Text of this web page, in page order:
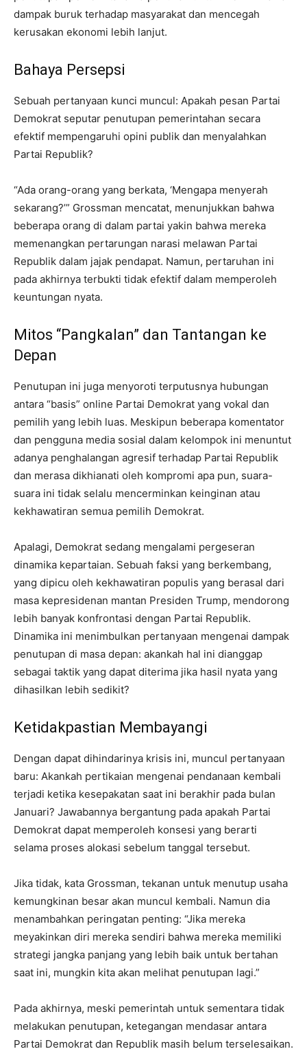
dampak buruk terhadap masyarakat dan mencegah
kerusakan ekonomi lebih lanjut.
Bahaya Persepsi
Sebuah pertanyaan kunci muncul: Apakah pesan Partai
Demokrat seputar penutupan pemerintahan secara
efektif mempengaruhi opini publik dan menyalahkan
Partai Republik?
“Ada orang-orang yang berkata, ‘Mengapa menyerah
sekarang?’” Grossman mencatat, menunjukkan bahwa
beberapa orang di dalam partai yakin bahwa mereka
memenangkan pertarungan narasi melawan Partai
Republik dalam jajak pendapat. Namun, pertaruhan ini
pada akhirnya terbukti tidak efektif dalam memperoleh
keuntungan nyata.
Mitos “Pangkalan” dan Tantangan ke
Depan
Penutupan ini juga menyoroti terputusnya hubungan
antara “basis” online Partai Demokrat yang vokal dan
pemilih yang lebih luas. Meskipun beberapa komentator
dan pengguna media sosial dalam kelompok ini menuntut
adanya penghalangan agresif terhadap Partai Republik
dan merasa dikhianati oleh kompromi apa pun, suara-
suara ini tidak selalu mencerminkan keinginan atau
kekhawatiran semua pemilih Demokrat.
Apalagi, Demokrat sedang mengalami pergeseran
dinamika kepartaian. Sebuah faksi yang berkembang,
yang dipicu oleh kekhawatiran populis yang berasal dari
masa kepresidenan mantan Presiden Trump, mendorong
lebih banyak konfrontasi dengan Partai Republik.
Dinamika ini menimbulkan pertanyaan mengenai dampak
penutupan di masa depan: akankah hal ini dianggap
sebagai taktik yang dapat diterima jika hasil nyata yang
dihasilkan lebih sedikit?
Ketidakpastian Membayangi
Dengan dapat dihindarinya krisis ini, muncul pertanyaan
baru: Akankah pertikaian mengenai pendanaan kembali
terjadi ketika kesepakatan saat ini berakhir pada bulan
Januari? Jawabannya bergantung pada apakah Partai
Demokrat dapat memperoleh konsesi yang berarti
selama proses alokasi sebelum tanggal tersebut.
Jika tidak, kata Grossman, tekanan untuk menutup usaha
kemungkinan besar akan muncul kembali. Namun dia
menambahkan peringatan penting: “Jika mereka
meyakinkan diri mereka sendiri bahwa mereka memiliki
strategi jangka panjang yang lebih baik untuk bertahan
saat ini, mungkin kita akan melihat penutupan lagi.”
Pada akhirnya, meski pemerintah untuk sementara tidak
melakukan penutupan, ketegangan mendasar antara
Partai Demokrat dan Republik masih belum terselesaikan.